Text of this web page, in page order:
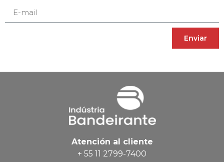
Enviar
Atención al cliente
+ 55 11 2799-7400